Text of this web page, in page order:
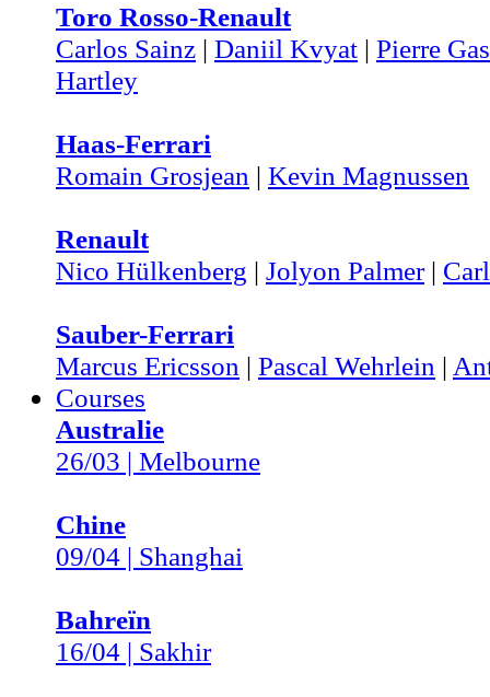
Toro Rosso-Renault
Carlos Sainz | Daniil Kvyat | Pierre
Hartley
Haas-Ferrari
Romain Grosjean | Kevin Magnussen
Renault
Nico Hülkenberg | Jolyon Palmer|
Sauber-Ferrari
Marcus Ericsson | Pascal Wehrlein |
Courses
Australie
26/03 | Melbourne
Chine
09/04 | Shanghai
Bahreïn
16/04 | Sakhir